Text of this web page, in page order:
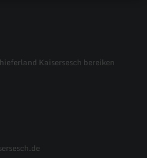
Kaisersesch bereiken